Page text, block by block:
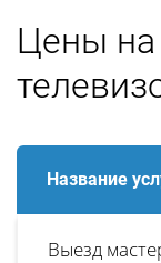
Цены
Название
Выезд